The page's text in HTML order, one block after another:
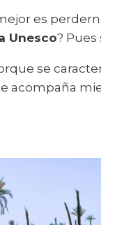
es
Unesco? Pues
se
acompaña